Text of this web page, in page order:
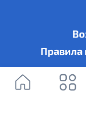
Правила
© Ровно-